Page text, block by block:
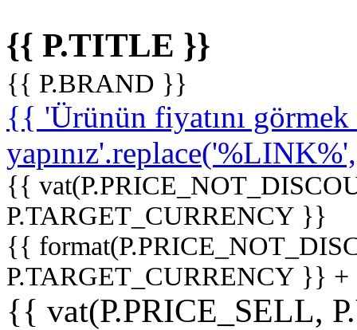
{{ P.TITLE }}
{{ P.BRAND }}
{{ 'Ürünün fiyatını
{{
P.TARGET_CURRENCY }}
{{
P.TARGET_CURRENCY }}
{{ vat(P.PRICE_SELL,